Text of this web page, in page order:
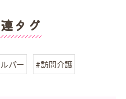
タグ
パー #訪問介護